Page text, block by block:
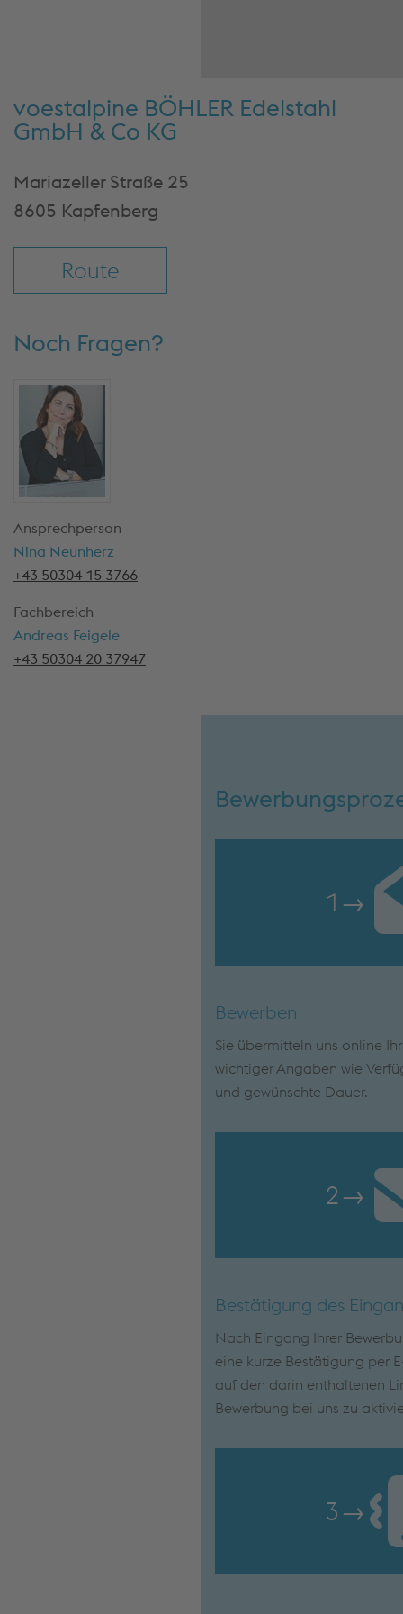
Cookies
voestalpine BÖHLER Edelstahl
GmbH & Co KG
Mariazeller Straße 25
8605 Kapfenberg
Route
Noch Fragen?
Ansprechperson
Nina Neunherz
+43 50304 15 3766
Fachbereich
Andreas Feigele
+43 50304 20 37947
1 →
Bewerben
Sie übermitteln uns online
wichtiger Angaben wie
und gewünschte Dauer.
2→
Bestätigung des
Nach Eingang Ihrer
eine kurze Bestätigung per
auf den darin enthaltenen
Bewerbung bei uns zu
3→